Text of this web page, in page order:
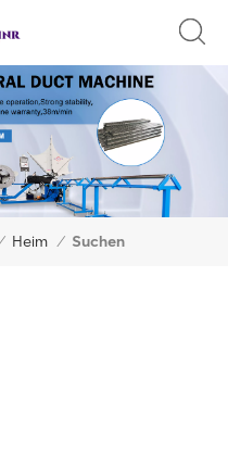
Heim / Suchen